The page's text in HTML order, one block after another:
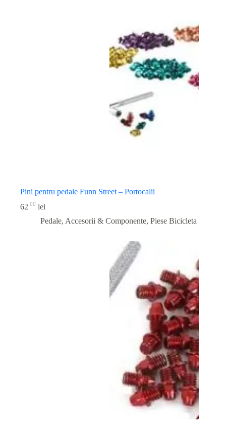
Pini pentru pedale Funn Street – Portocalii
62 00 lei
Pedale, Accesorii & Componente, Piese Bicicleta